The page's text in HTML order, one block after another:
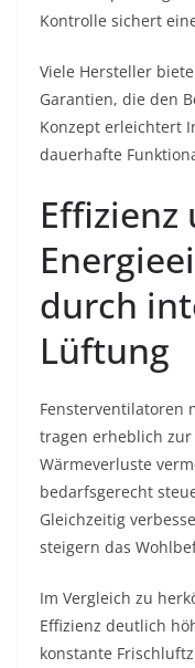
Kontrolle sichert
Viele Hersteller
Garantien, die den
Konzept erleichtert
dauerhafte
Effizienz
durch
Lüftung
Fensterventilatoren
tragen erheblich
Wärmeverluste
bedarfsgerecht
Gleichzeitig
steigern das
Im Vergleich zu
Effizienz deutlich
konstante